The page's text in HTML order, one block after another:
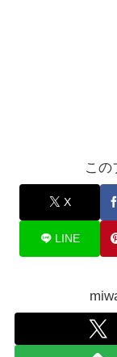
この
X
LINE